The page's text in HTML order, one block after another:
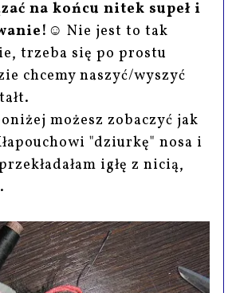
na końcu nitek supeł i
☺ Nie jest to tak
trzeba się po prostu
chcemy naszyć/wyszyć
możesz zobaczyć jak
"dziurkę" nosa i
igłę z nicią,